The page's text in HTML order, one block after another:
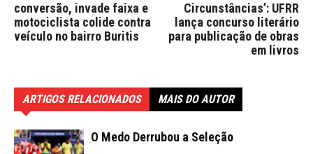
conversão, invade faixa e
motociclista colide contra
veículo no bairro Buritis
Circunstâncias’: UFRR
lança concurso literário
para publicação de obras
em livros
ARTIGOS RELACIONADOS MAIS DO AUTOR
O Medo Derrubou a Seleção